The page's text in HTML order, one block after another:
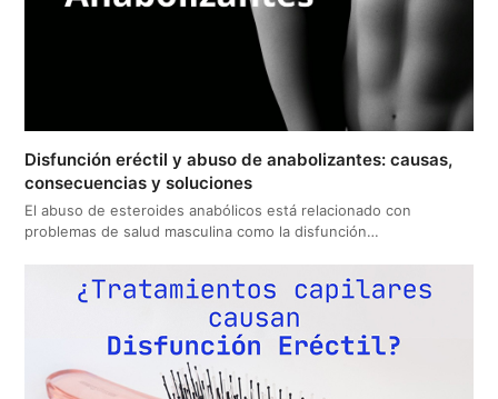
Disfunción eréctil y abuso de anabolizantes: causas,
consecuencias y soluciones
El abuso de esteroides anabólicos está relacionado con
problemas de salud masculina como la disfunción…